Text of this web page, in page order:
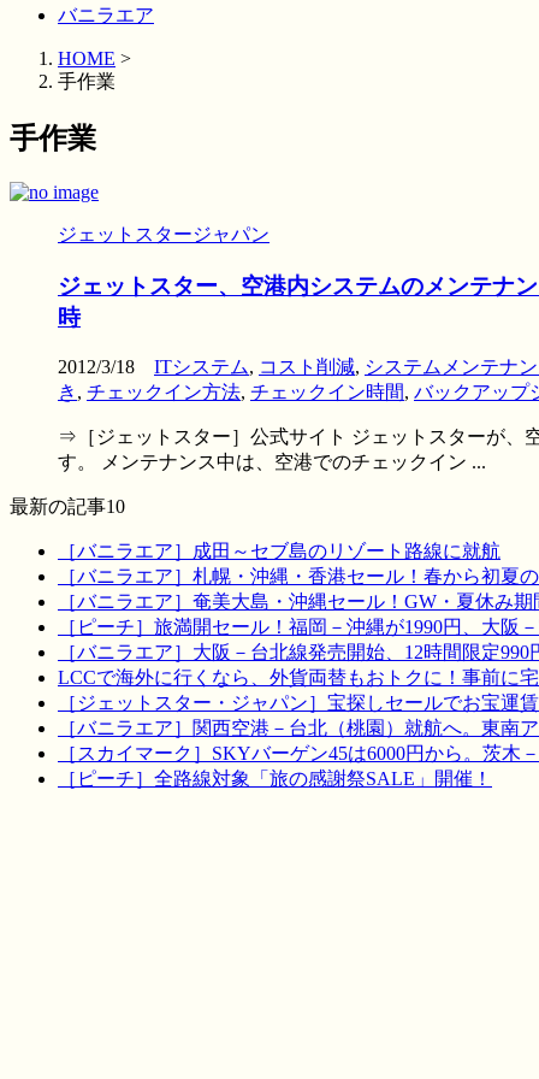
バニラエア
HOME >
手作業
手作業
ジェットスタージャパン
ジェットスター、空港内システムのメンテナ
時
2012/3/18 ITシステム, コスト削減, システムメンテナ
き , チェックイン方法, チェックイン時間, バックアップ
⇒［ジェットスター］公式サイト ジェットスターが、
す。 メンテナンス中は、空港でのチェックイン ...
最新の記事10
［バニラエア］成田～セブ島のリゾート路線に就航
［バニラエア］札幌・沖縄・香港セール！春から初夏
［バニラエア］奄美大島・沖縄セール！GW・夏休み期
［ピーチ］旅満開セール！福岡－沖縄が1990円、大阪
［バニラエア］大阪－台北線発売開始、12時間限定990
LCCで海外に行くなら、外貨両替もおトクに！事前に
［ジェットスター・ジャパン］宝探しセールでお宝運
［バニラエア］関西空港－台北（桃園）就航へ。東南
［スカイマーク］SKYバーゲン45は6000円から。茨木
［ピーチ］全路線対象「旅の感謝祭SALE」開催！